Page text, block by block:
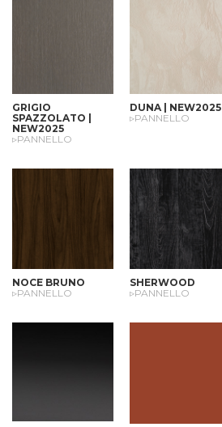
GRIGIO
SPAZZOLATO |
NEW2025
▹PANNELLO
DUNA | NEW2025
▹PANNELLO
NOCE BRUNO
▹PANNELLO
SHERWOOD
▹PANNELLO